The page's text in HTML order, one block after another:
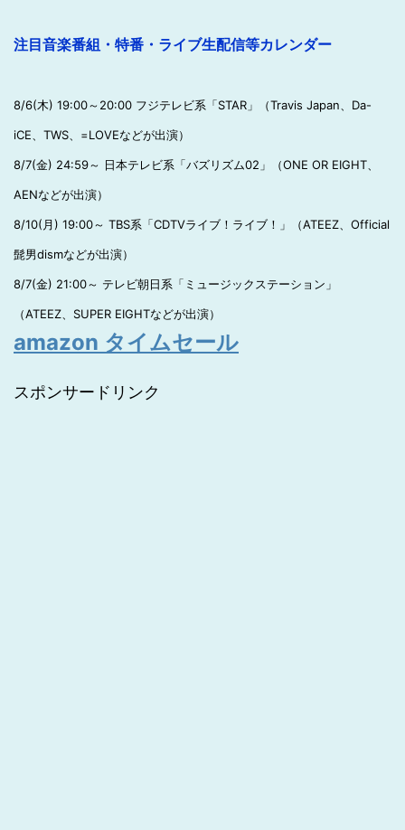
注目音楽番組・特番・ライブ生配信等カレンダー
8/6(木) 19:00～20:00 フジテレビ系「STAR」（Travis Japan、Da-
iCE、TWS、=LOVEなどが出演）
8/7(金) 24:59～ 日本テレビ系「バズリズム02」（ONE OR EIGHT、
AENなどが出演）
8/10(月) 19:00～ TBS系「CDTVライブ！ライブ！」（ATEEZ、Official
髭男dismなどが出演）
8/7(金) 21:00～ テレビ朝日系「ミュージックステーション」
（ATEEZ、SUPER EIGHTなどが出演）
amazon タイムセール
スポンサードリンク